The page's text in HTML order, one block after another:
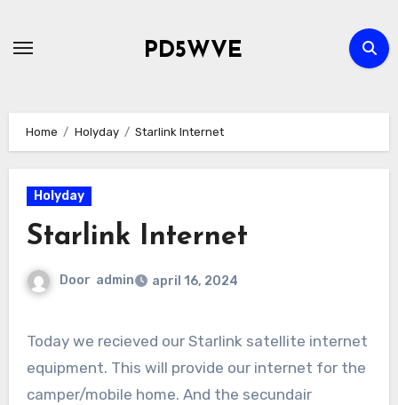
PD5WVE
Home Holyday Starlink Internet
Holyday
Starlink Internet
Door admin april 16, 2024
Today we recieved our Starlink satellite internet
equipment. This will provide our internet for the
camper/mobile home. And the secundair